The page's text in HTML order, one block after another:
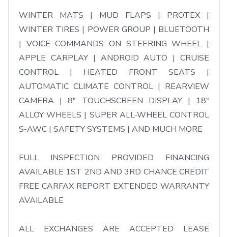
WINTER MATS | MUD FLAPS | PROTEX |
WINTER TIRES | POWER GROUP | BLUETOOTH
| VOICE COMMANDS ON STEERING WHEEL |
APPLE CARPLAY | ANDROID AUTO | CRUISE
CONTROL | HEATED FRONT SEATS |
AUTOMATIC CLIMATE CONTROL | REARVIEW
CAMERA | 8" TOUCHSCREEN DISPLAY | 18"
ALLOY WHEELS | SUPER ALL-WHEEL CONTROL
S-AWC | SAFETY SYSTEMS | AND MUCH MORE
FULL INSPECTION PROVIDED FINANCING
AVAILABLE 1ST 2ND AND 3RD CHANCE CREDIT
FREE CARFAX REPORT EXTENDED WARRANTY
AVAILABLE
ALL EXCHANGES ARE ACCEPTED LEASE